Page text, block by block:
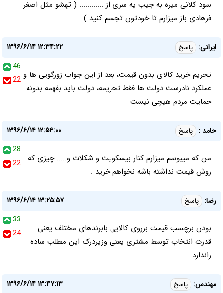
سود کلانی میره به جیب یه سری از ............ ( تهشو مثل اصغر
فرهادی باز میزارم تا خودتون تجسم کنید )
ایرانی: پاسخ
۱۳۹۶/۶/۱۴ ۱۲:۳۴:۲۲
46
22 تحریم خرید کالای بدون قیمت، بعد از این جواب زورگویی ها و
عملکرد نادرست دولت ها فقط تحریمه، دولت باید بفهمه بدونه
حمایت مردم هیچی نیست
حامد : پاسخ
۱۳۹۶/۶/۱۴ ۱۲:۵۴:۰۰
28
22
من که میبوسم میزارم کنار بیسکویت و شکلات و..... چیزی که
روش قیمت نداشته باشه نخواهم خرید .
رضا: پاسخ
۱۳۹۶/۶/۱۴ ۱۳:۲۵:۵۷
33
24
بودن برچسب قیمت برروی کالایی بابرندهای مختلف یعنی
قدرت انتخاب توسط مشتری یعنی وزیردرک این مطلب ساده
راندارد
مهندس: پاسخ
۱۳۹۶/۶/۱۴ ۱۳:۴۷:۱۳